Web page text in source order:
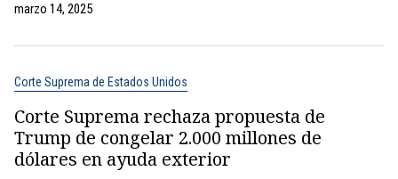
marzo 14, 2025
Corte Suprema de Estados Unidos
Corte Suprema rechaza propuesta de
Trump de congelar 2.000 millones de
dólares en ayuda exterior